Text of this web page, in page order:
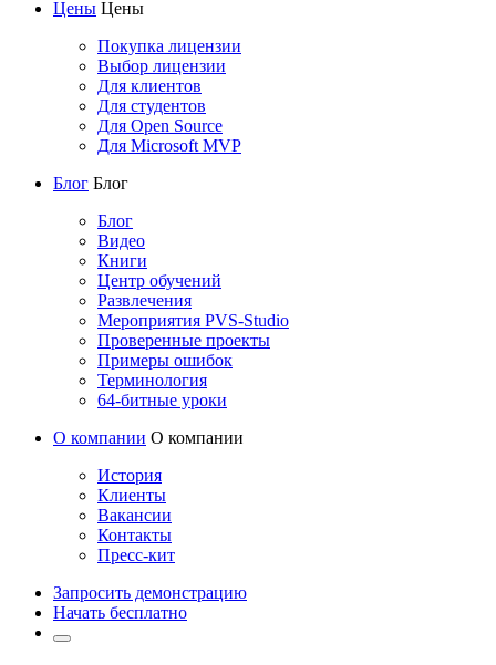
Цены Цены
Покупка лицензии
Выбор лицензии
Для клиентов
Для студентов
Для Open Source
Для Microsoft MVP
Блог Блог
Блог
Видео
Книги
Центр обучений
Развлечения
Мероприятия PVS-Studio
Проверенные проекты
Примеры ошибок
Терминология
64-битные уроки
О компании О компании
История
Клиенты
Вакансии
Контакты
Пресс-кит
Запросить демонстрацию
Начать бесплатно